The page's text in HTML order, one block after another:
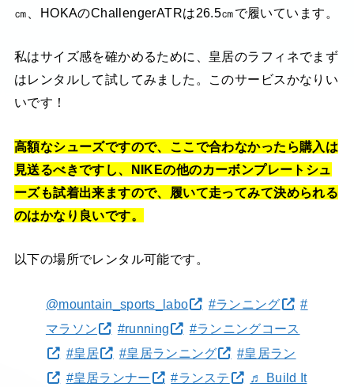
㎝、HOKAのChallengerATRは26.5㎝で履いています。
私はサイズ感を確かめるために、皇居のラフィネでまず
はレンタルして試してみました。このサービスかなりい
いです！
高額なシューズですので、ここで合わなかったら購入は
見送るべきですし、 NIKEの他のカーボンプレートシュ
ーズも試着出来ますので、履いて走ってみて決められる
のはかなり良いです。
以下の場所でレンタル可能です。
@mountain_sports_labo #ランニング
#
マラソン
#running
#ランニングコース
#皇居
#皇居ランニング
#皇居ラン
#皇居ランナー
#ランステ
♬ Build It